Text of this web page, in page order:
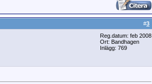
#3
Reg.datum: feb 2008
Ort: Bandhagen
Inlägg: 769